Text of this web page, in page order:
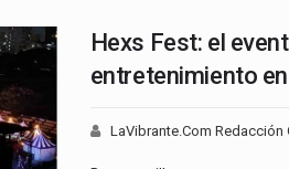
Hexs Fest: el
entretenimiento
LaVibrante.Com Redacción